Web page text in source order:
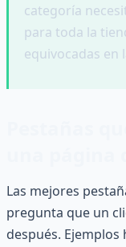
categoría
para toda la
equivocadas en
Las mejores
pregunta que un
después. Ejemplos